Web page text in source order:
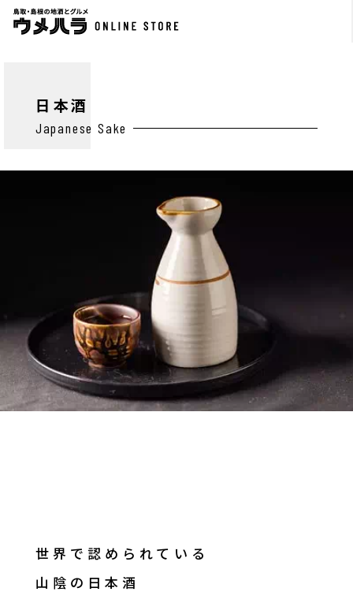
日本酒
Japanese Sake
世界で認められている
山陰の日本酒